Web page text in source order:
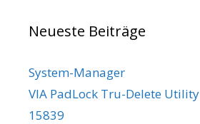
Neueste Beiträge
System-Manager
VIA PadLock Tru-Delete Utility
15839